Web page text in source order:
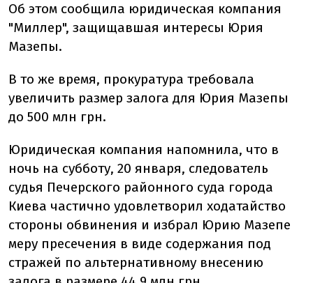
Об этом сообщила юридическая компания
"Миллер", защищавшая интересы Юрия
Мазепы.
В то же время, прокуратура требовала
увеличить размер залога для Юрия Мазепы
до 500 млн грн.
Юридическая компания напомнила, что в
ночь на субботу, 20 января, следователь
судья Печерского районного суда города
Киева частично удовлетворил ходатайство
стороны обвинения и избрал Юрию Мазепе
меру пресечения в виде содержания под
стражей по альтернативному внесению